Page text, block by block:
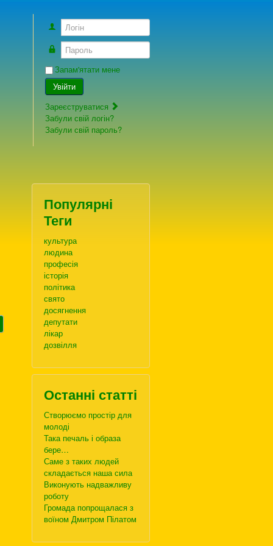
Логін
Пароль
Запам'ятати мене
Увійти
Зареєструватися
Забули свій логін?
Забули свій пароль?
Популярні
Теги
культура
людина
професія
історія
політика
свято
досягнення
депутати
лікар
дозвілля
Останні статті
Створюємо простір для
молоді
Така печаль і образа
бере…
Саме з таких людей
складається наша сила
Виконують надважливу
роботу
Громада попрощалася з
воїном Дмитром Пілатом